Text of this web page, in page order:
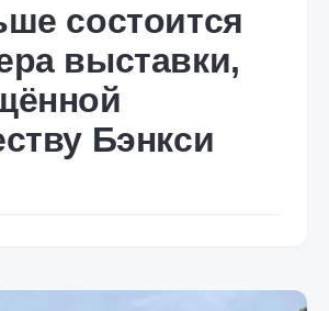
состоится
выставки,
Бэнкси